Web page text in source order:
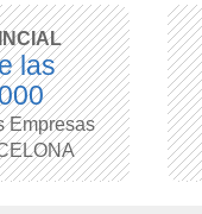
las
Empresas